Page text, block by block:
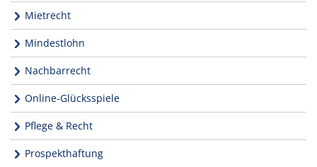
Mietrecht
Mindestlohn
Nachbarrecht
Online-Glücksspiele
Pflege & Recht
Prospekthaftung